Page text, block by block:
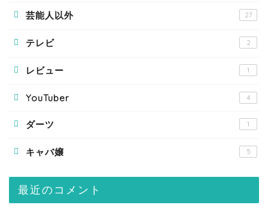
芸能人以外 27
テレビ 2
レビュー 1
YouTuber 4
ダーツ 1
キャバ嬢 5
最近のコメント